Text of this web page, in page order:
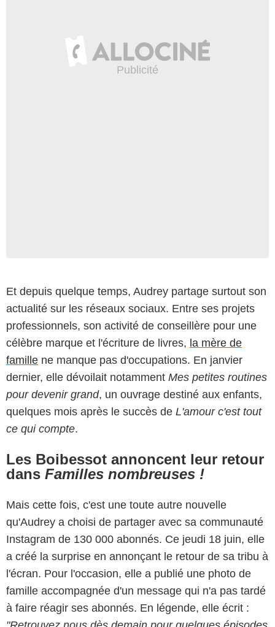
Et depuis quelque temps, Audrey partage surtout son
actualité sur les réseaux sociaux. Entre ses projets
professionnels, son activité de conseillère pour une
célèbre marque et l'écriture de livres, la mère de
famille ne manque pas d'occupations. En janvier
dernier, elle dévoilait notamment Mes petites routines
pour devenir grand, un ouvrage destiné aux enfants,
quelques mois après le succès de L'amour c'est tout
ce qui compte.
Les Boibessot annoncent leur retour
dans Familles nombreuses !
Mais cette fois, c'est une toute autre nouvelle
qu'Audrey a choisi de partager avec sa communauté
Instagram de 130 000 abonnés. Ce jeudi 18 juin, elle
a créé la surprise en annonçant le retour de sa tribu à
l'écran. Pour l'occasion, elle a publié une photo de
famille accompagnée d'un message qui n'a pas tardé
à faire réagir ses abonnés. En légende, elle écrit :